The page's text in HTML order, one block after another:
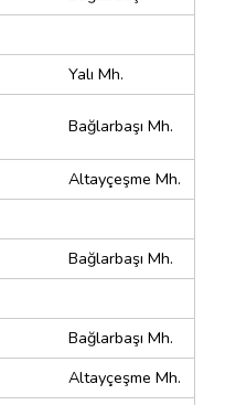
Yalı Mh.
Bağlarbaşı Mh.
Altayçeşme Mh.
Bağlarbaşı Mh.
Bağlarbaşı Mh.
Altayçeşme Mh.